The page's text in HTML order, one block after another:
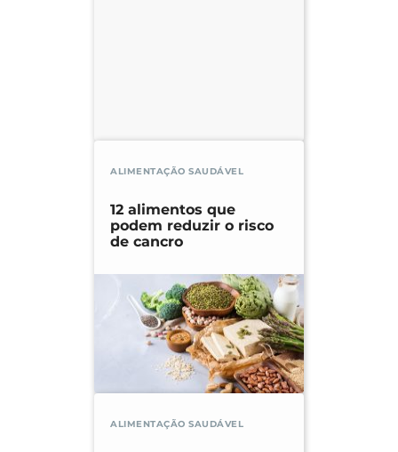
ALIMENTAÇÃO SAUDÁVEL
12 alimentos que
podem reduzir o risco
de cancro
ALIMENTAÇÃO SAUDÁVEL